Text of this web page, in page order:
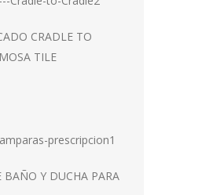
CRADLE TO
TILE
BAÑO Y DUCHA PARA